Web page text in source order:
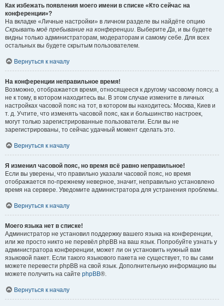
Как избежать появления моего имени в списке «Кто сейчас на
конференции»?
На вкладке «Личные настройки» в личном разделе вы найдёте опцию
Скрывать моё пребывание на конференции. ВыберитеДа, и вы будете
видны только администраторам, модераторам и самому себе. Для всех
остальных вы будете скрытым пользователем.
Вернуться к началу
На конференции неправильное время!
Возможно, отображается время, относящееся к другому часовому поясу, а
не к тому, в котором находитесь вы. В этом случае измените в личных
настройках часовой пояс на тот, в котором вы находитесь: Москва, Киев и
т. д. Учтите, что изменять часовой пояс, как и большинство настроек,
могут только зарегистрированные пользователи. Если вы не
зарегистрированы, то сейчас удачный момент сделать это.
Вернуться к началу
Я изменил часовой пояс, но время всё равно неправильное!
Если вы уверены, что правильно указали часовой пояс, но время
отображается по-прежнему неверное, значит, неправильно установлено
время на сервере. Уведомите администратора для устранения проблемы.
Вернуться к началу
Моего языка нет в списке!
Администратор не установил поддержку вашего языка на конференции,
или же просто никто не перевёл phpBB на ваш язык. Попробуйте узнать у
администратора конференции, может ли он установить нужный вам
языковой пакет. Если такого языкового пакета не существует, то вы сами
можете перевести phpBB на свой язык. Дополнительную информацию вы
можете получить на сайте phpBB®.
Вернуться к началу